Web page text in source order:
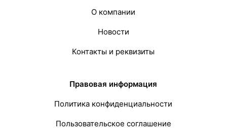
О компании
Новости
Контакты и реквизиты
Правовая информация
Политика конфиденциальности
Пользовательское соглашение